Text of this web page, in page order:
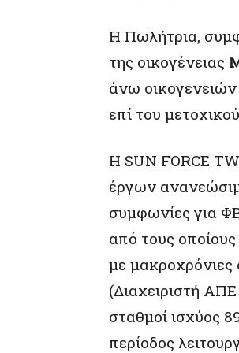
Η Πωλήτρια,
της οικογένειας
άνω οικογενειών
επί του
Η SUN FORCE
έργων
συμφωνίες για
από τους
με
(Διαχειριστή
σταθμοί ισχύος
περίοδος